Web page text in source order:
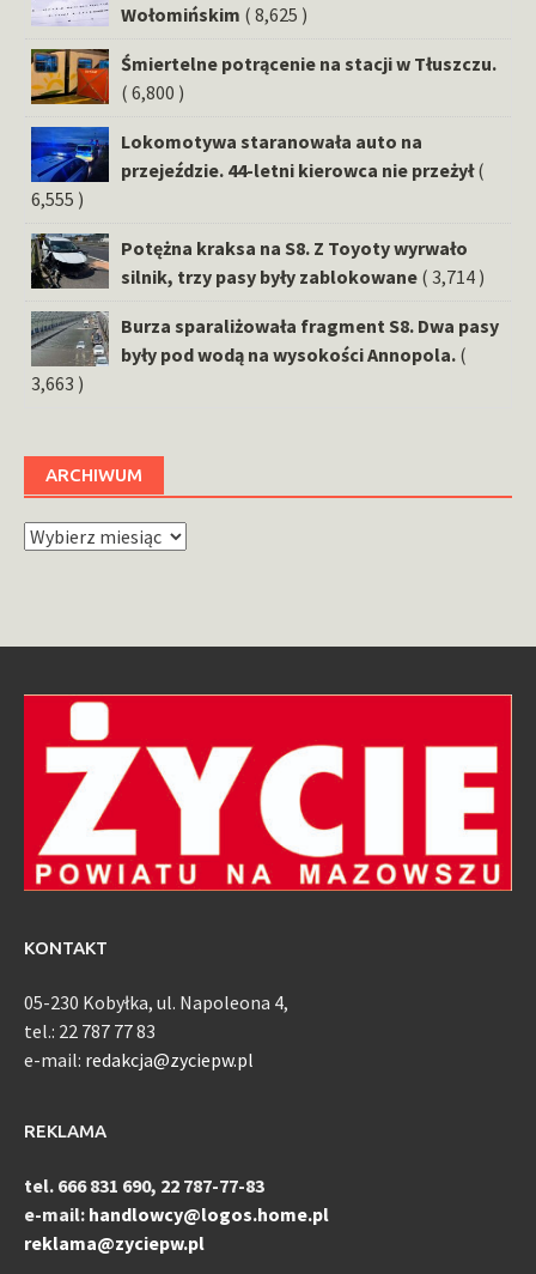
Wołomińskim ( 8,625 )
Śmiertelne potrącenie na stacji w Tłuszczu.
( 6,800 )
Lokomotywa staranowała auto na
przejeździe. 44-letni kierowca nie przeżył (
6,555 )
Potężna kraksa na S8. Z Toyoty wyrwało
silnik, trzy pasy były zablokowane ( 3,714 )
Burza sparaliżowała fragment S8. Dwa pasy
były pod wodą na wysokości Annopola. (
3,663 )
ARCHIWUM
Archiwum
KONTAKT
05-230 Kobyłka, ul. Napoleona 4,
tel.: 22 787 77 83
e-mail: redakcja@zyciepw.pl
REKLAMA
tel. 666 831 690, 22 787-77-83
e-mail: handlowcy@logos.home.pl
reklama@zyciepw.pl